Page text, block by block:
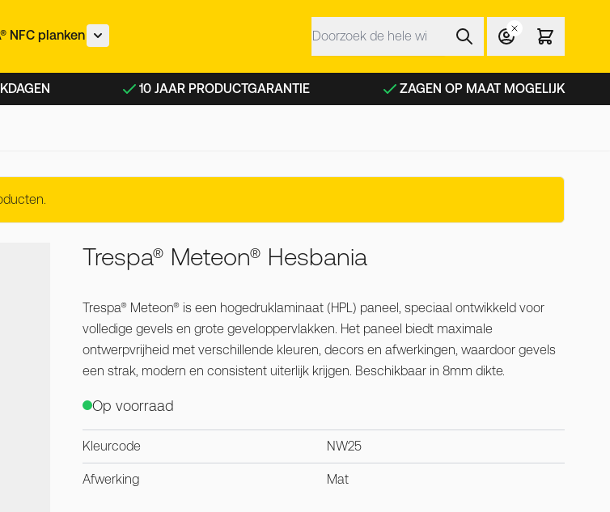
categorie
voor METEON® panelen categorie
NFC planken
Toon submenu voor PURA® NFC planken categorie
10 JAAR PRODUCTGARANTIE ZAGEN OP MAAT MOGELIJK
Trespa® Meteon® Hesbania
Trespa® Meteon® is een hogedruklaminaat (HPL) paneel, speciaal ontwikkeld voor
volledige gevels en grote geveloppervlakken. Het paneel biedt maximale
ontwerpvrijheid met verschillende kleuren, decors en afwerkingen, waardoor gevels
een strak, modern en consistent uiterlijk krijgen. Beschikbaar in 8mm dikte.
Op voorraad
Kleurcode NW25
Afwerking Mat